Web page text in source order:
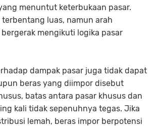
menuntut keterbukaan pasar.
luas, namun arah
mengikuti logika pasar
dampak pasar juga tidak dapat
beras yang diimpor disebut
batas antara pasar khusus dan
kali tidak sepenuhnya tegas. Jika
lemah, beras impor berpotensi